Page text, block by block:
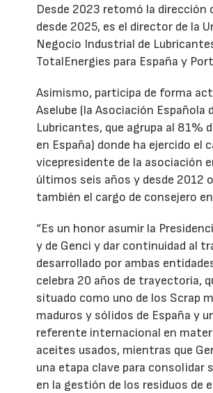
Desde 2023 retomó la dirección
desde 2025, es el director de la
Negocio Industrial de
TotalEnergies para España y
Asimismo, participa de forma
Aselube (la Asociación Española
Lubricantes, que agrupa al 81%
en España) donde ha ejercido el
vicepresidente de la asociación
últimos seis años y desde 2012
también el cargo de consejero
“Es un honor asumir la
y de Genci y dar continuidad al
desarrollado por ambas
celebra 20 años de trayectoria,
situado como uno de los Scrap
maduros y sólidos de España y
referente internacional en
aceites usados, mientras que
una etapa clave para consolidar
en la gestión de los residuos de